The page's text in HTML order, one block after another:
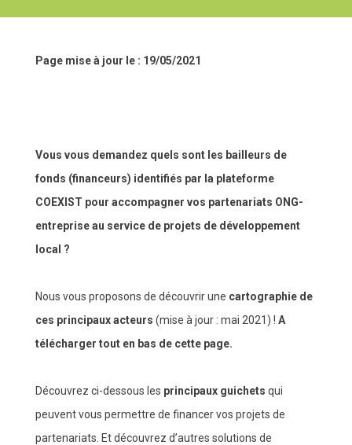
Page mise à jour le : 19/05/2021
Vous vous demandez quels sont les bailleurs de
fonds (financeurs) identifiés par la plateforme
COEXIST pour accompagner vos partenariats ONG-
entreprise au service de projets de développement
local ?
Nous vous proposons de découvrir une cartographie de
ces principaux acteurs (mise à jour : mai 2021) ! A
télécharger tout en bas de cette page.
Découvrez ci-dessous les principaux guichets qui
peuvent vous permettre de financer vos projets de
partenariats. Et découvrez d’autres solutions de